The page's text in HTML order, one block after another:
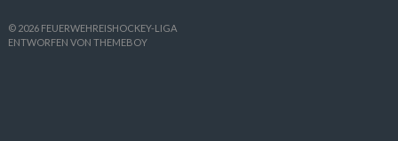
© 2026 FEUERWEHREISHOCKEY-LIGA
ENTWORFEN VON THEMEBOY